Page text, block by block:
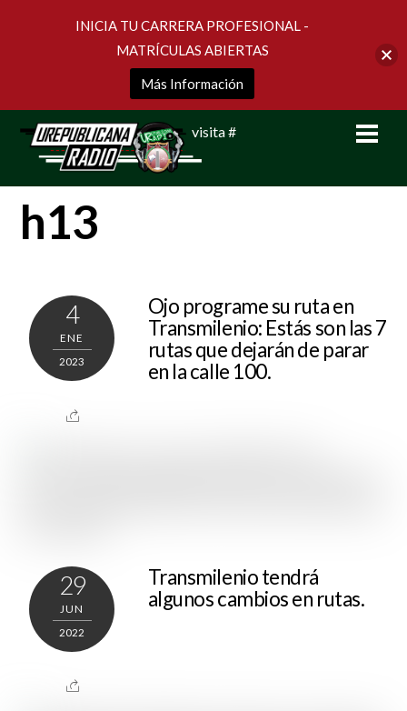
visita #
h13
4
ENE
2023
Ojo programe su ruta en
Transmilenio: Estás son las 7
rutas que dejarán de parar
en la calle 100.
29
JUN
2022
Transmilenio tendrá
algunos cambios en rutas.
INICIA TU CARRERA PROFESIONAL -
MATRÍCULAS ABIERTAS
Más Información